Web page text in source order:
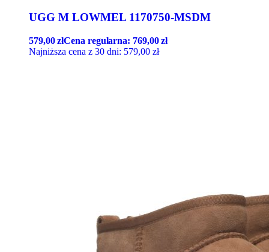
UGG M LOWMEL 1170750-MSDM
579,00złCena regularna: 769,00zł
Najniższa cena z 30 dni: 579,00 zł